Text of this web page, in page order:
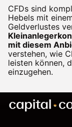
CFDs sind
Hebels mit
Geldverlustes
mit diesem
verstehen, wie
leisten können,
einzugehen.